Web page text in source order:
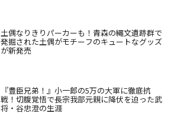
土偶なりきりパーカーも！青森の縄文遺跡群で
発掘された土偶がモチーフのキュートなグッズ
が新発売
『豊臣兄弟！』小一郎の5万の大軍に徹底抗
戦！切腹覚悟で長宗我部元親に降伏を迫った武
将・谷忠澄の生涯